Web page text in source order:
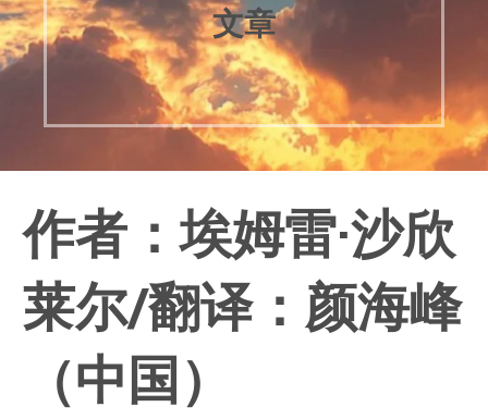
文章
作者：埃姆雷·沙欣
莱尔/翻译：颜海峰
（中国）